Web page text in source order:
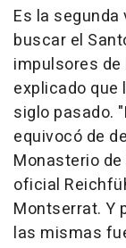
Es la
buscar el
impulsores
explicado que
siglo pasado.
equivocó de
Monasterio de
oficial
Montserrat. Y
las mismas